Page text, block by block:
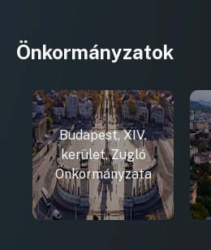
Önkormányzatok
Budapest, XIV.
kerület, Zugló
Önkormányzata